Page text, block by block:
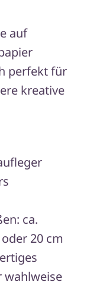
auf
perfekt für
kreative
ca.
20 cm
wahlweise